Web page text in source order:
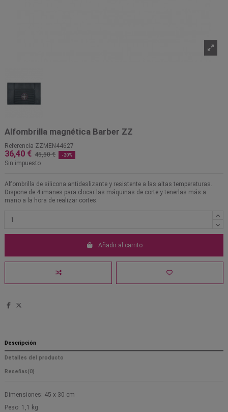
Alfombrilla magnética Barber ZZ
Referencia ZZMEN44627
36,40 € 45,50 € -20%
Sin impuesto
Alfombrilla de silicona antideslizante y resistente a las altas temperaturas.
Dispone de 4 imanes para clocar las máquinas de corte y tenerlas más a
mano a la hora de realizar cortes.
Añadir al carrito
Descripción
Detalles del producto
Reseñas(0)
Dimensiones: 45 x 30 cm
Peso: 1,1 kg